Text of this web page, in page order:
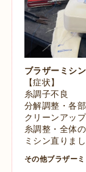
ブラザーミ
【症状】
糸調子不良
分解調整・各
クリーンアッ
糸調整・全体
ミシン直りま
その他ブラザー